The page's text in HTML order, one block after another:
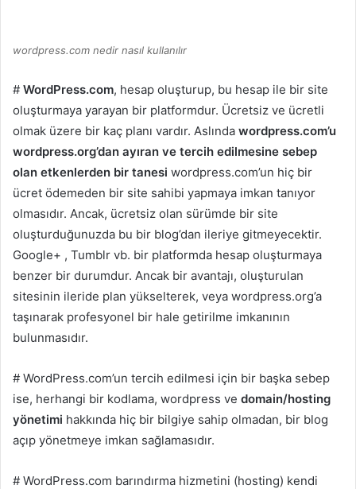
wordpress.com nedir nasıl kullanılır
# WordPress.com, hesap oluşturup, bu hesap ile bir site
oluşturmaya yarayan bir platformdur. Ücretsiz ve ücretli
olmak üzere bir kaç planı vardır. Aslında wordpress.com’u
wordpress.org’dan ayıran ve tercih edilmesine sebep
olan etkenlerden bir tanesi wordpress.com’un hiç bir
ücret ödemeden bir site sahibi yapmaya imkan tanıyor
olmasıdır. Ancak, ücretsiz olan sürümde bir site
oluşturduğunuzda bu bir blog’dan ileriye gitmeyecektir.
Google+ , Tumblr vb. bir platformda hesap oluşturmaya
benzer bir durumdur. Ancak bir avantajı, oluşturulan
sitesinin ileride plan yükselterek, veya wordpress.org’a
taşınarak profesyonel bir hale getirilme imkanının
bulunmasıdır.
# WordPress.com’un tercih edilmesi için bir başka sebep
ise, herhangi bir kodlama, wordpress ve domain/hosting
yönetimi hakkında hiç bir bilgiye sahip olmadan, bir blog
açıp yönetmeye imkan sağlamasıdır.
# WordPress.com barındırma hizmetini (hosting) kendi